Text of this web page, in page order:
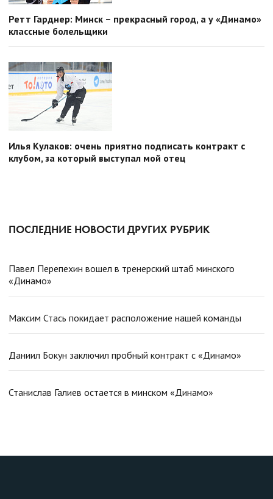
Ретт Гарднер: Минск – прекрасный город, а у «Динамо»
классные болельщики
Илья Кулаков: очень приятно подписать контракт с
клубом, за который выступал мой отец
ПОСЛЕДНИЕ НОВОСТИ ДРУГИХ РУБРИК
Павел Перепехин вошел в тренерский штаб минского
«Динамо»
Максим Стась покидает расположение нашей команды
Даниил Бокун заключил пробный контракт с «Динамо»
Станислав Галиев остается в минском «Динамо»